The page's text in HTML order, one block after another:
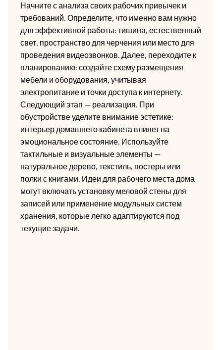
Начните с анализа своих рабочих привычек и
требований. Определите, что именно вам нужно
для эффективной работы: тишина, естественный
свет, пространство для черчения или место для
проведения видеозвонков. Далее, переходите к
планированию: создайте схему размещения
мебели и оборудования, учитывая
электропитание и точки доступа к интернету.
Следующий этап — реализация. При
обустройстве уделите внимание эстетике:
интерьер домашнего кабинета влияет на
эмоциональное состояние. Используйте
тактильные и визуальные элементы —
натуральное дерево, текстиль, постеры или
полки с книгами. Идеи для рабочего места дома
могут включать установку меловой стены для
записей или применение модульных систем
хранения, которые легко адаптируются под
текущие задачи.